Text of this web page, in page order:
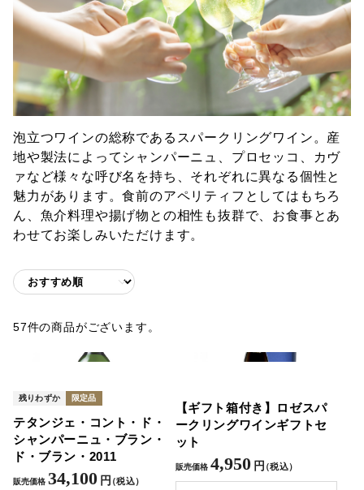
泡立つワインの総称であるスパークリングワイン。産
地や製法によってシャンパーニュ、プロセッコ、カヴ
ァなど様々な呼び名を持ち、それぞれに異なる個性と
魅力があります。食前のアペリティフとしてはもちろ
ん、魚介料理や揚げ物との相性も抜群で、お食事とあ
わせてお楽しみいただけます。
57件の商品がございます。
残りわずか 限定品
テタンジェ・コント・ド・
シャンパーニュ・ブラン・
ド・ブラン・2011
販売価格 34,100 円（税込）
【ギフト箱付き】ロゼスパ
ークリングワインギフトセ
ット
販売価格 4,950円（税込）